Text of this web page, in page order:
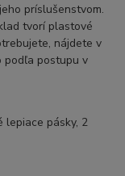
príslušenstvom.
tvorí plastové
nájdete v
podľa postupu v
lepiace pásky, 2